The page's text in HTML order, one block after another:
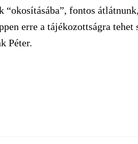
fontos
erre a tájékozottságra tehet
Péter.